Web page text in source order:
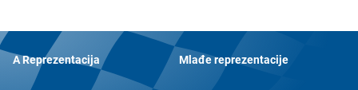
A Reprezentacija Mlađe reprezentacije